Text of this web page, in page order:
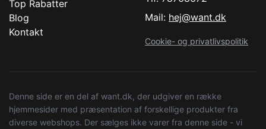
Top Rabatter
Blog
Kontakt
Mail: hej@want.dk
Cookie- og privatlivspolitik
Denne side er en del af want.dk, der udgiver en række
hjemmesider med præsentation af forskellige produkter fra
diverse webshops. Der sælges ikke varer fra denne side - vi